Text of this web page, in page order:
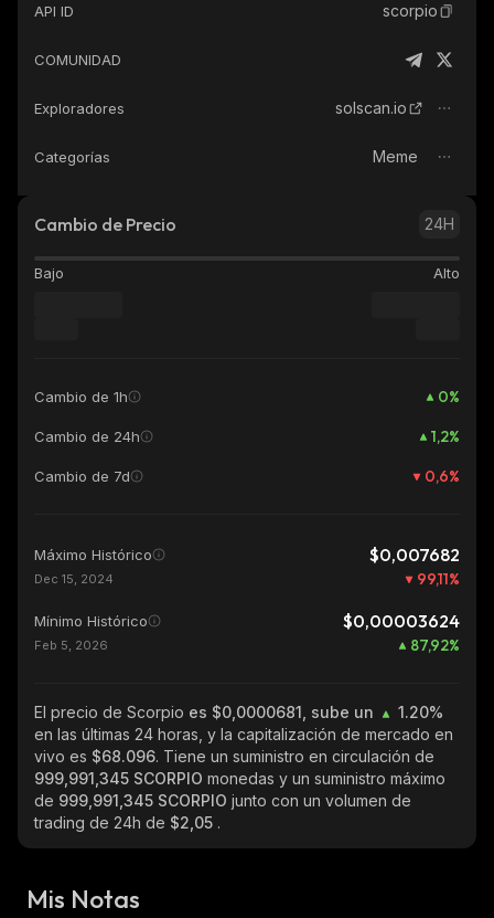
API ID scorpio
COMUNIDAD
Exploradores solscan.io
Categorías Meme
Cambio de Precio 24H
Bajo Alto
Cambio de 1h 0%
Cambio de 24h 1,2%
Cambio de 7d 0,6%
Máximo Histórico $0,007682
Dec 15, 2024 99,11%
Mínimo Histórico $0,00003624
Feb 5, 2026 87,92%
El precio de Scorpio es $0,0000681, sube un
1.20%
en las últimas 24 horas, y la capitalización de mercado en
vivo es $68.096. Tiene un suministro en circulación de
999,991,345 SCORPIO monedas y un suministro máximo
de 999,991,345 SCORPIO junto con un volumen de
trading de 24h de $2,05 .
Mis Notas